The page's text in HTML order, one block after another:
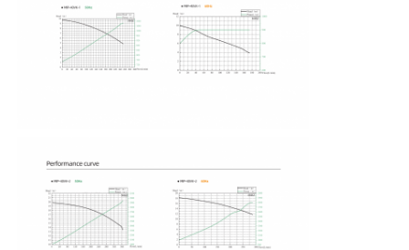
Control de Calidad
Contacto
Todos los casos
Solicitar una cotización